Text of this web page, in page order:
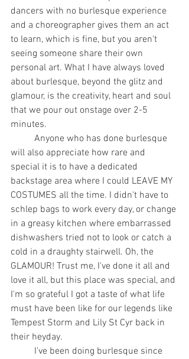
dancers with no burlesque experience
and a choreographer gives them an act
to learn, which is fine, but you aren't
seeing someone share their own
personal art. What I have always loved
about burlesque, beyond the glitz and
glamour, is the creativity, heart and soul
that we pour out onstage over 2-5
minutes.
will also appreciate how rare and
special it is to have a dedicated
backstage area where I could LEAVE MY
COSTUMES all the time. I didn't have to
schlep bags to work every day, or change
in a greasy kitchen where embarrassed
dishwashers tried not to look or catch a
cold in a draughty stairwell. Oh, the
GLAMOUR! Trust me, I've done it all and
love it all, but this place was special, and
I'm so grateful I got a taste of what life
must have been like for our legends like
Tempest Storm and Lily St Cyr back in
their heyday.